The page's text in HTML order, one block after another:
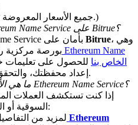
prize pool
(جميع الأسعار المعروضة تقريبية ولا تشمل الرسوم.)
كيف يمكنني شراء 1 Ethereum Name Service على Bitrue؟
Bitrue، وهي
بورصة مركزية
Service الخاص بنا للحصول على
إعداد محفظتك، والتحقق من هويتك، وتقديم طلبك.
ما هي الأصول المشفرة المماثلة لـ Ethereum Name Service؟
إذا كنت تستكشف العملات
السوقية أو الميزات المماثلة، تحقق من:
لمزيد من